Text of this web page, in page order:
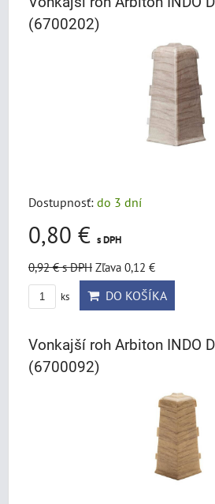
(6700202)
Dostupnosť: do 3 dní
0,80 € s DPH
0,92 €s DPH Zľava 0,12 €
ks DO KOŠÍKA
Vonkajší roh Arbiton INDO
(6700092)